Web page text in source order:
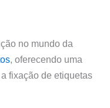
no mundo da
, oferecendo uma
fixação de etiquetas